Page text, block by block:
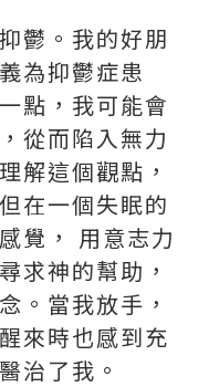
鬱。我的好朋
為抑鬱症患
點，我可能會
從而陷入無力
解這個觀點，
在一個失眠的
覺， 用意志力
求神的幫助，
。當我放手，
來時也感到充
治了我。